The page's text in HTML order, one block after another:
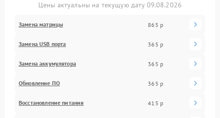
Цены актуальны на текущую дату 09.08.2026
Замена матрицы 865 р
Замена USB порта 365 р
Замена аккумулятора 365 р
Обновление ПО 365 р
Восстановление питания 415 р